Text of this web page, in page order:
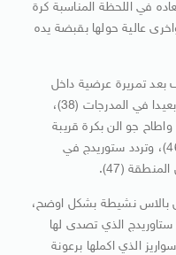
في اللحظة المناسبة كرة
جايسون بوتشيون (32)، واخرى عالية حولها بقبضة يده
تمريرة عرضية داخل
المنطقة من ستوريدج اطلق لها العنان بعيدا في المدرجات (38)،
سبيروني كرة قوية لسواريز (42)، واطاح جو الن بكرة قريبة
داخل المنطقة ارسلها فوق الخشبات (46)، وتردد ستوريدج في
(47).
بالاس نشيطة بشكل اوضح،
الذي تصدى لها
الذي اكملها برعونة